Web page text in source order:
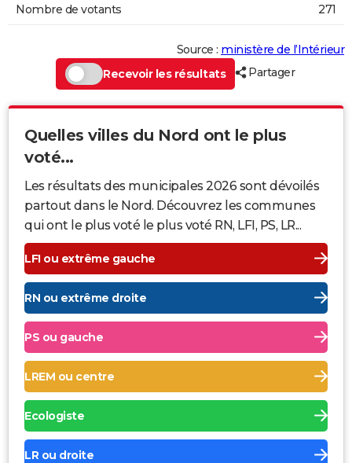
Nombre de votants 271
Source : ministère de l’Intérieur
Recevoir les résultats
Partager
Quelles villes du Nord ont le plus
voté...
Les résultats des municipales 2026 sont dévoilés
partout dans le Nord. Découvrez les communes
qui ont le plus voté le plus voté RN, LFI, PS, LR...
LFI ou extrême gauche
RN ou extrême droite
PS ou gauche
LREM ou centre
Ecologiste
LR ou droite